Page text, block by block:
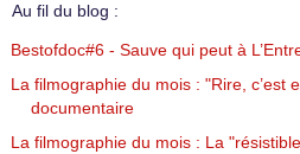
Au fil du blog :
Bestofdoc#6 - Sauve qui peut à
La filmographie du mois : "Rire, c’est
documentaire
La filmographie du mois : La